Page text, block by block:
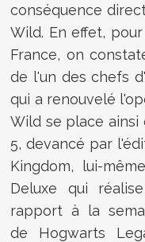
conséquence
Wild. En effet,
France, on
de l'un des chefs
qui a renouvelé
Wild se place ainsi
5, devancé par
Kingdom, lui-
Deluxe qui
rapport à la
de Hogwarts